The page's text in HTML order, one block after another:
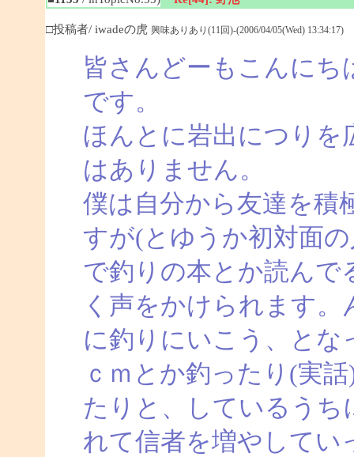
□投稿者/ iwadeの虎 興味ありあり(11回)-(2006/04/05(Wed) 13:34:17)
皆さんどーもこんにち
です。
ほんとに岩出につりを
はありません。
僕は自分から友達を積
すが(とゆうか初対面
で釣りの本とか読んで
く声をかけられます
に釣りにいこう、とな
ｃｍとか釣ったり(実
たりと、しているう
れて信者を増やしてい